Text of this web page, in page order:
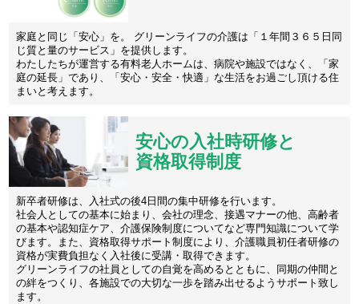
家庭と同じ「安心」を。 グリーンライフの介護は「１年間３６５日同
じ質と量のサービス」を提供します。
わたしたちが運営する有料老人ホームは、病院や施設ではなく、「家
庭の延長」であり、「安心・安全・快適」な生活をお過ごし頂ける住
まいと考えます。
安心の入社時研修と
資格取得制度
新卒者研修は、入社式の後4日間の集中研修を行います。
社会人としての基本に始まり、会社の理念、接遇マナーの他、高齢者
の基本や認知症ケア、介護保険制度についてなど専門知識について学
びます。また、資格取得サポート制度により、介護職員初任者研修の
資格が実費負担なく入社後に受講・取得できます。
グリーンライフの社員としての自覚を高めるとともに、同期の仲間と
の絆をつくり、各施設での大切な一歩を踏み出せるようサポート致し
ます。